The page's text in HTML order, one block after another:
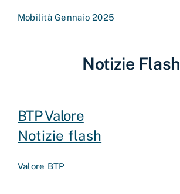
Mobilità Gennaio 2025
Notizie Flash
BTP Valore
Notizie flash
Valore BTP